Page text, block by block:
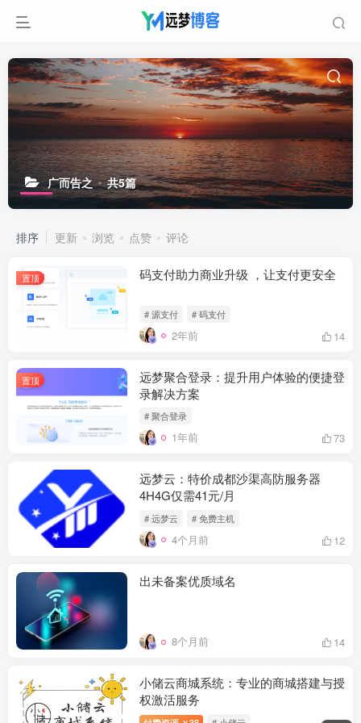
广而告之 共5篇
排序 更新 浏览 点赞 评论
置顶 码支付助力商业升级 ，让支付更安全
# 源支付 # 码支付
2年前 14
置顶
远梦聚合登录：提升用户体验的便捷登
录解决方案
# 聚合登录
1年前 73
远梦云：特价成都沙渠高防服务器
4H4G仅需41元/月
# 远梦云 # 免费主机
4个月前 12
出未备案优质域名
8个月前 14
小储云商城系统：专业的商城搭建与授
权激活服务